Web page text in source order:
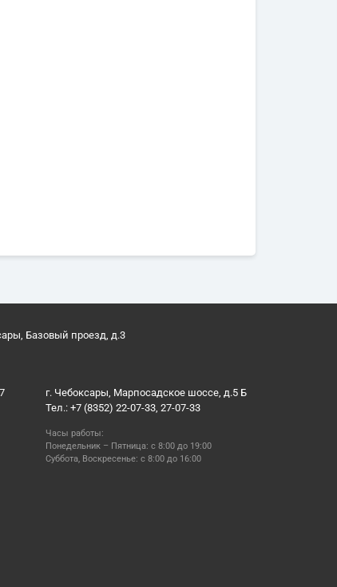
Базовый проезд, д.3
г. Чебоксары, Марпосадское шоссе, д.5 Б
Тел.: +7 (8352) 22-07-33, 27-07-33
Часы работы:
Понедельник – Пятница: с 8:00 до 19:00
Суббота, Воскресенье: с 8:00 до 16:00